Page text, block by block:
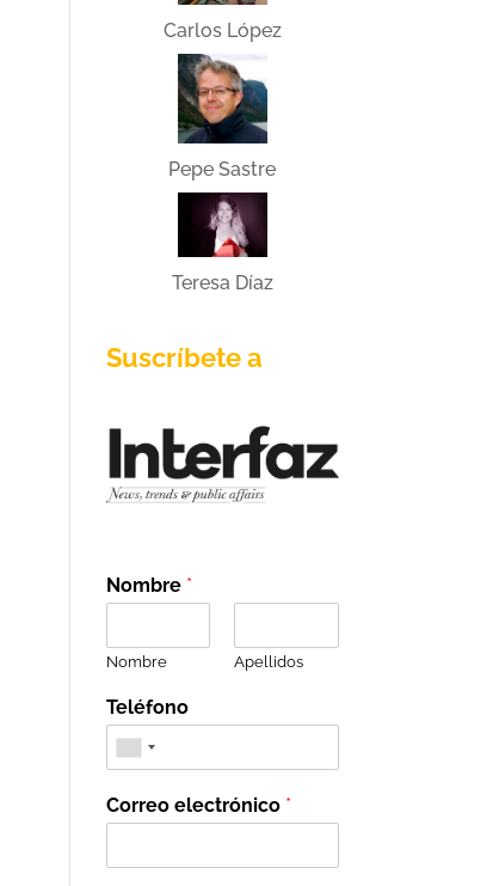
Carlos López
Pepe Sastre
Teresa Díaz
Suscríbete a
Nombre *
Nombre Apellidos
Teléfono
Correo electrónico *